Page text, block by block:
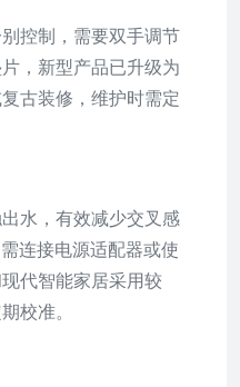
控制，需要双手调节
，新型产品已升级为
古装修，维护时需定
水，有效减少交叉感
连接电源适配器或使
代智能家居采用较
校准。